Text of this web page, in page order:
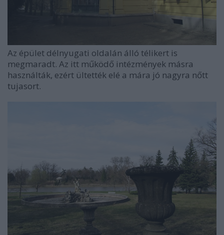
Az épület délnyugati oldalán álló télikert is
megmaradt. Az itt működő intézmények másra
használták, ezért ültették elé a mára jó nagyra nőtt
tujasort.